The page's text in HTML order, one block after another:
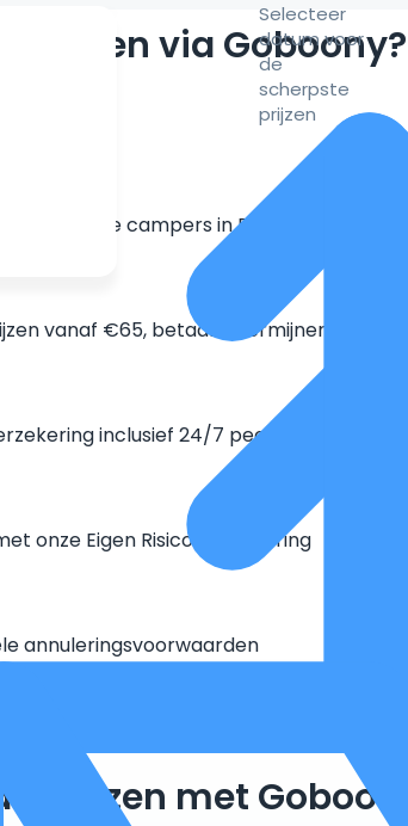
Selecteer
datum voor
de
scherpste
prijzen
huren via Goboony?
unieke campers in Europa
vanaf €65, betaal in termijnen
inclusief 24/7 pechhulp
onze Eigen Risico Verzekering
annuleringsvoorwaarden
reizen met Goboony